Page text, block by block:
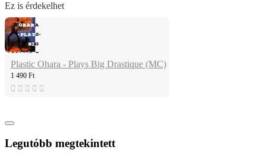
Ez is érdekelhet
Plastic Ohara - Plays Big Drastique (MC)
1 490 Ft
Legutóbb megtekintett